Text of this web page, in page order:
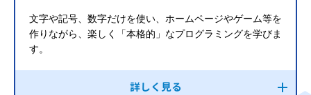
文字や記号、数字だけを使い、ホームページやゲーム等を
作りながら、楽しく「本格的」なプログラミングを学びま
す。
詳しく見る